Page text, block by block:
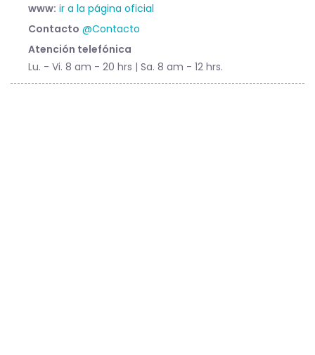
www: ir a la página oficial
Contacto @Contacto
Atención telefónica
Lu. - Vi. 8 am - 20 hrs | Sa. 8 am - 12 hrs.